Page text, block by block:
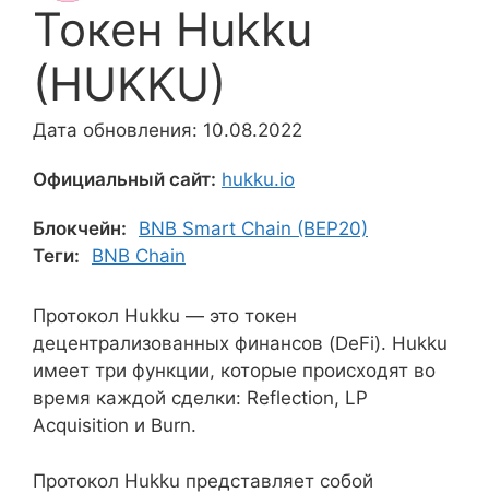
Токен Hukku
(HUKKU)
Дата обновления: 10.08.2022
Официальный сайт: hukku.io
Блокчейн:
BNB Smart Chain (BEP20)
Теги:
BNB Chain
Протокол Hukku — это токен
децентрализованных финансов (DeFi). Hukku
имеет три функции, которые происходят во
время каждой сделки: Reflection, LP
Acquisition и Burn.
Протокол Hukku представляет собой